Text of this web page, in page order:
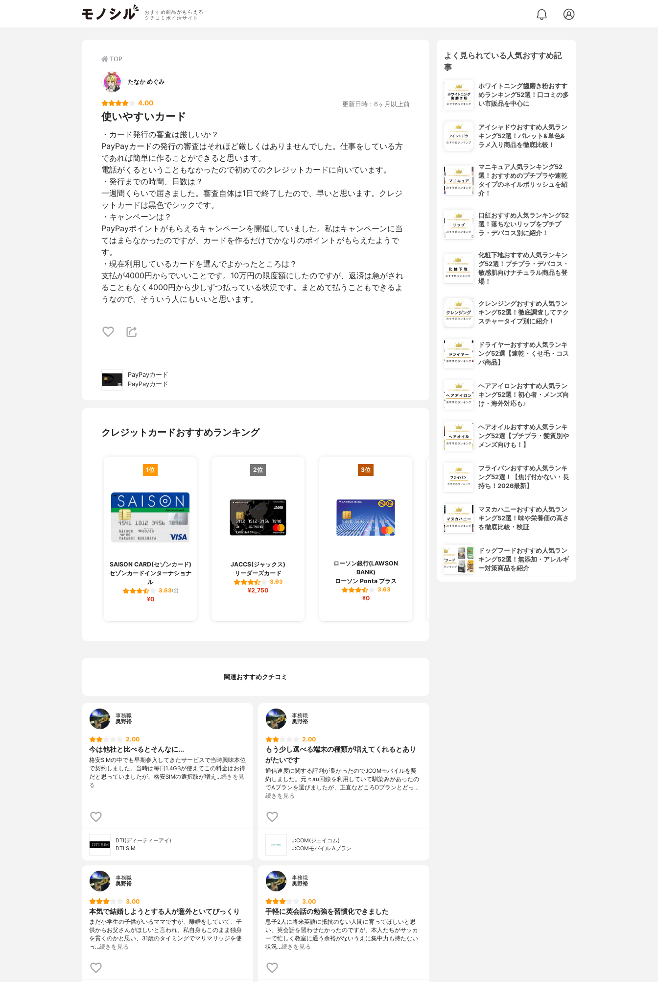
おすすめ商品がもらえる
クチコミポイ活サイト
TOP
たなか めぐみ
4.00 更新日時：6ヶ月以上前
使いやすいカード
・カード発行の審査は厳しいか？
PayPayカードの発行の審査はそれほど厳しくはありませんでした。仕事をしている方
であれば簡単に作ることができると思います。
電話がくるということもなかったので初めてのクレジットカードに向いています。
・発行までの時間、日数は？
一週間くらいで届きました。審査自体は1日で終了したので、早いと思います。クレジ
ットカードは黒色でシックです。
・キャンペーンは？
PayPayポイントがもらえるキャンペーンを開催していました。私はキャンペーンに当
てはまらなかったのですが、カードを作るだけでかなりのポイントがもらえたようで
す。
・現在利用しているカードを選んでよかったところは？
支払が4000円からでいいことです。10万円の限度額にしたのですが、返済は急がされ
ることもなく4000円から少しずつ払っている状況です。まとめて払うこともできるよ
うなので、そういう人にもいいと思います。
PayPayカード
PayPayカード
クレジットカードおすすめランキング
1位
SAISON CARD(セゾンカード)
セゾンカードインターナショナ
ル
3.63(2)
¥0
2位
JACCS(ジャックス)
リーダーズカード
3.63
¥2,750
3位
ローソン銀行(LAWSON
BANK)
ローソン Ponta プラス
3.63
¥0
AMERICAN EXPRESS(アメリ
カン・エキスプレス)
JCB(ジェーシービー)
関連おすすめクチコミ
事務職
奥野裕
2.00
今は他社と比べるとそんなに...
格安SIMの中でも早期参入してきたサービスで当時興味本位
で契約しました。当時は毎日1.4GBが使えてこの料金はお得
だと思っていましたが、格安SIMの選択肢が増え…続きを見
る
DTI(ディーティーアイ)
DTI SIM
事務職
奥野裕
2.00
もう少し選べる端末の種類が増えてくれるとあり
がたいです
通信速度に関する評判が良かったのでJCOMモバイルを契
約しました。元々au回線を利用していて馴染みがあったの
でAプランを選びましたが、正直などころDプランとどっ…
続きを見る
J:COM(ジェイコム)
J:COMモバイル Aプラン
事務職
奥野裕
3.00
本気で結婚しようとする人が意外といてびっくり
まだ小学生の子供がいるママですが、離婚をしていて、子
供からお父さんがほしいと言われ、私自身もこのまま独身
を貫くのかと思い、31歳のタイミングでマリマリッジを使
っ…続きを見る
事務職
奥野裕
3.00
手軽に英会話の勉強を習慣化できました
息子2人に将来英語に抵抗のない人間に育ってほしいと思
い、英会話を習わせたかったのですが、本人たちがサッカ
ーで忙しく教室に通う余裕がないうえに集中力も持たない
状況…続きを見る
よく見られている人気おすすめ記
事
ホワイトニング歯磨き粉おすす
めランキング52選！口コミの多
い市販品を中心に
アイシャドウおすすめ人気ラン
キング52選！パレット&単色&
ラメ入り商品を徹底比較！
マニキュア人気ランキング52
選！おすすめのプチプラや速乾
タイプのネイルポリッシュを紹
介！
口紅おすすめ人気ランキング52
選！落ちないリップをプチプ
ラ・デパコス別に紹介！
化粧下地おすすめ人気ランキン
グ52選！プチプラ・デパコス・
敏感肌向けナチュラル商品も登
場！
クレンジングおすすめ人気ラン
キング52選！徹底調査してテク
スチャータイプ別に紹介！
ドライヤーおすすめ人気ランキ
ング52選【速乾・くせ毛・コス
パ商品】
ヘアアイロンおすすめ人気ラン
キング52選！初心者・メンズ向
け・海外対応も♪
ヘアオイルおすすめ人気ランキ
ング52選【プチプラ・髪質別や
メンズ向けも！】
フライパンおすすめ人気ランキ
ング52選！【焦げ付かない・長
持ち！2026最新】
マヌカハニーおすすめ人気ラン
キング52選！味や栄養価の高さ
を徹底比較・検証
ドッグフードおすすめ人気ラン
キング52選！無添加・アレルギ
ー対策商品を紹介